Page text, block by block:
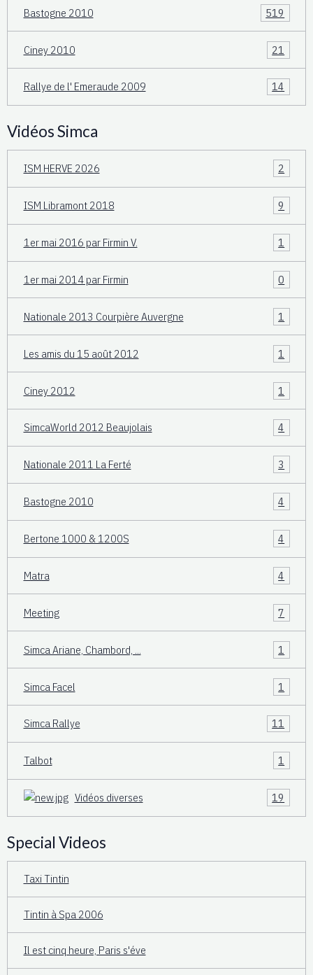
Bastogne 2010 519
Ciney 2010 21
Rallye de l' Emeraude 2009 14
Vidéos Simca
ISM HERVE 2026 2
ISM Libramont 2018 9
1er mai 2016 par Firmin V. 1
1er mai 2014 par Firmin 0
Nationale 2013 Courpière Auvergne 1
Les amis du 15 août 2012 1
Ciney 2012 1
SimcaWorld 2012 Beaujolais 4
Nationale 2011 La Ferté 3
Bastogne 2010 4
Bertone 1000 & 1200S 4
Matra 4
Meeting 7
Simca Ariane, Chambord, ... 1
Simca Facel 1
Simca Rallye 11
Talbot 1
Vidéos diverses 19
Special Videos
Taxi Tintin
Tintin à Spa 2006
Il est cinq heure, Paris s'éve